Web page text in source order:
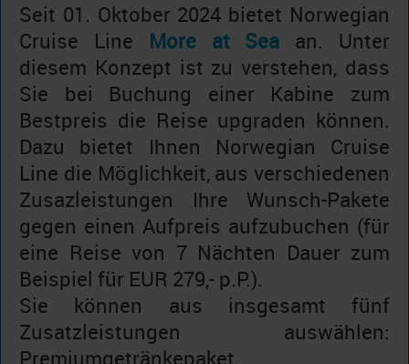
Seit 01. Oktober 2024 bietet Norwegian
Cruise Line More at Sea
an. Unter
diesem Konzept ist zu verstehen, dass
Sie bei Buchung einer Kabine zum
Bestpreis die Reise upgraden können.
Dazu bietet Ihnen Norwegian Cruise
Line die Möglichkeit, aus verschiedenen
Zusazleistungen Ihre Wunsch-Pakete
gegen einen Aufpreis aufzubuchen (für
eine Reise von 7 Nächten Dauer zum
Beispiel für EUR 279,- p.P.).
Sie können aus insgesamt fünf
Zusatzleistungen auswählen:
Premiumgetränkepaket,